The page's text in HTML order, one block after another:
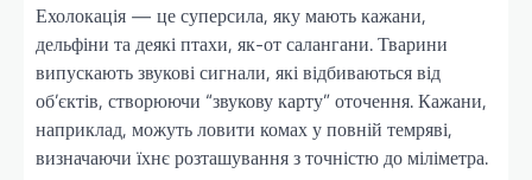
Ехолокація — це суперсила, яку мають кажани,
дельфіни та деякі птахи, як-от салангани. Тварини
випускають звукові сигнали, які відбиваються від
об’єктів, створюючи “звукову карту” оточення. Кажани,
наприклад, можуть ловити комах у повній темряві,
визначаючи їхнє розташування з точністю до міліметра.